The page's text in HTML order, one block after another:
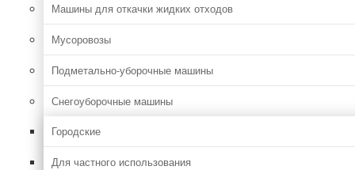
Машины для откачки жидких отходов
Мусоровозы
Подметально-уборочные машины
Снегоуборочные машины
Городские
Для частного использования